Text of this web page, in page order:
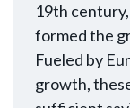
19th
formed the
Fueled by
growth,